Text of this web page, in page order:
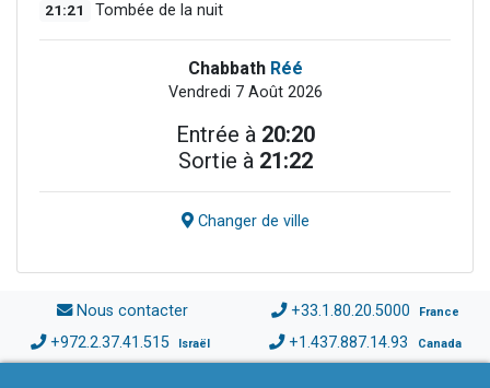
21:21 Tombée de la nuit
Chabbath Réé
Vendredi 7 Août 2026
Entrée à 20:20
Sortie à 21:22
Changer de ville
Nous contacter +33.1.80.20.5000 France
+972.2.37.41.515 Israël +1.437.887.14.93 Canada